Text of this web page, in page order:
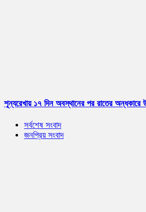
শূন্যরেখায় ১৭ দিন অবস্থানের পর রাতের অন্ধকারে
সর্বশেষ সংবাদ
জনপ্রিয় সংবাদ